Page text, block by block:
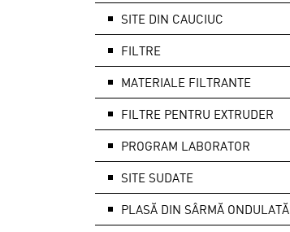
SITE DIN CAUCIUC
FILTRE
MATERIALE FILTRANTE
FILTRE PENTRU EXTRUDER
PROGRAM LABORATOR
SITE SUDATE
PLASĂ DIN SÂRMĂ ONDULATĂ